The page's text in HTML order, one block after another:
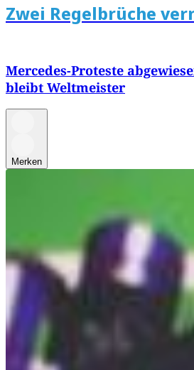
Zwei Regelbrüche
Mercedes-Proteste
bleibt Weltmeister
Merken